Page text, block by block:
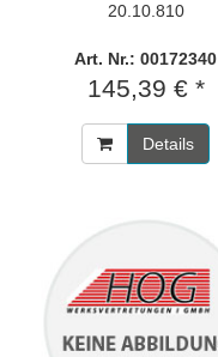
20.10.810
Art. Nr.: 00172340
145,39 € *
Details